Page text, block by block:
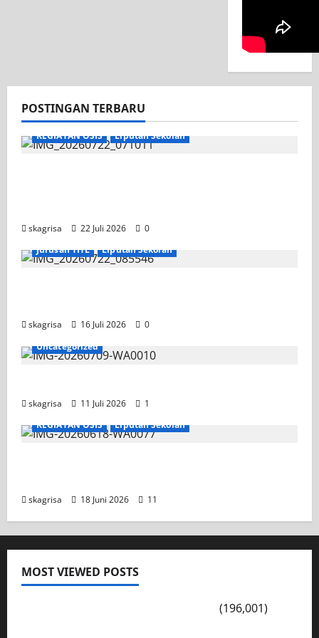
POSTINGAN TERBARU
KEGIATAN OSIS Liputan Sekolah
skagrisa 22 Juli 2026
0
Jurusan TITL
Liputan Sekolah
skagrisa 16 Juli 2026
0
Uncategorized
skagrisa 11 Juli 2026
1
KEGIATAN OSIS
Liputan Sekolah
skagrisa 18 Juni 2026 11
MOST VIEWED POSTS
(196,001)